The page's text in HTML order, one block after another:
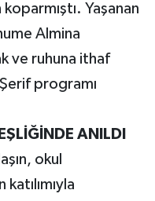
Yaşanan
Almina
ve ruhuna ithaf
programı
ANILDI
okul